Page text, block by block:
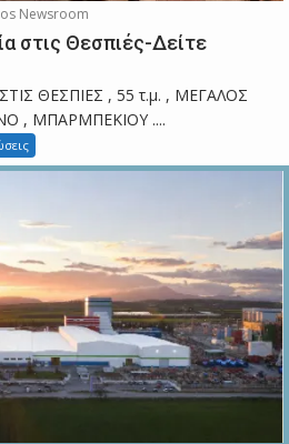
Newsroom
στις Θεσπιές-Δείτε
ΘΕΣΠΙΕΣ , 55 τ.μ. , ΜΕΓΑΛΟΣ
, ΜΠΑΡΜΠΕΚΙΟΥ ....